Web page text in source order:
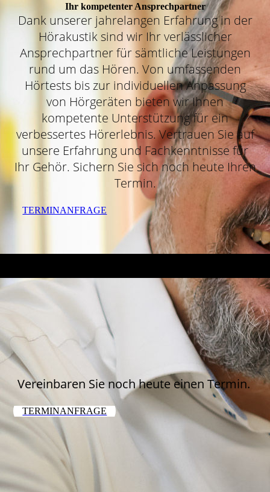
Ihr kompetenter Ansprechpartner
Dank unserer jahrelangen Erfahrung in der
Hörakustik sind wir Ihr verlässlicher
Ansprechpartner für sämtliche Leistungen
rund um das Hören. Von umfassenden
Hörtests bis zur individuellen Anpassung
von Hörgeräten bieten wir Ihnen
kompetente Unterstützung für ein
verbessertes Hörerlebnis. Vertrauen Sie auf
unsere Erfahrung und Fachkenntnisse für
Ihr Gehör. Sichern Sie sich noch heute Ihren
Termin.
TERMINANFRAGE
Vereinbaren Sie noch heute einen Termin.
TERMINANFRAGE